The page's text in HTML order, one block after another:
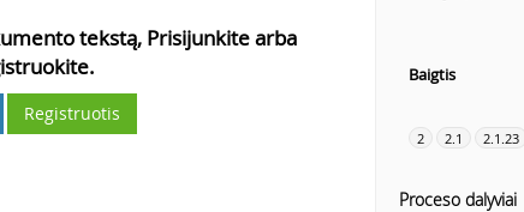
tekstą, Prisijunkite arba
Registruotis
Baigtis
2 2.1 2.1.23
Proceso dalyviai